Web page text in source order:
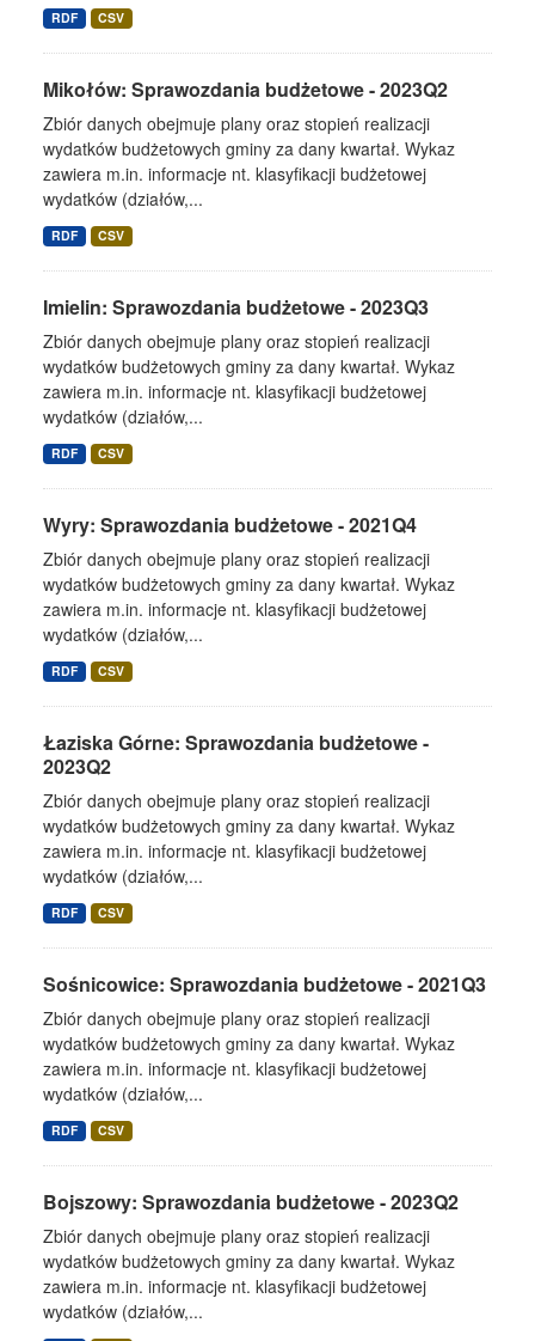
RDF CSV
Mikołów: Sprawozdania budżetowe - 2023Q2
Zbiór danych obejmuje plany oraz stopień realizacji
wydatków budżetowych gminy za dany kwartał. Wykaz
zawiera m.in. informacje nt. klasyfikacji budżetowej
wydatków (działów,...
RDF CSV
Imielin: Sprawozdania budżetowe - 2023Q3
Zbiór danych obejmuje plany oraz stopień realizacji
wydatków budżetowych gminy za dany kwartał. Wykaz
zawiera m.in. informacje nt. klasyfikacji budżetowej
wydatków (działów,...
RDF CSV
Wyry: Sprawozdania budżetowe - 2021Q4
Zbiór danych obejmuje plany oraz stopień realizacji
wydatków budżetowych gminy za dany kwartał. Wykaz
zawiera m.in. informacje nt. klasyfikacji budżetowej
wydatków (działów,...
RDF CSV
Łaziska Górne: Sprawozdania budżetowe -
2023Q2
Zbiór danych obejmuje plany oraz stopień realizacji
wydatków budżetowych gminy za dany kwartał. Wykaz
zawiera m.in. informacje nt. klasyfikacji budżetowej
wydatków (działów,...
RDF CSV
Sośnicowice: Sprawozdania budżetowe - 2021Q3
Zbiór danych obejmuje plany oraz stopień realizacji
wydatków budżetowych gminy za dany kwartał. Wykaz
zawiera m.in. informacje nt. klasyfikacji budżetowej
wydatków (działów,...
RDF CSV
Bojszowy: Sprawozdania budżetowe - 2023Q2
Zbiór danych obejmuje plany oraz stopień realizacji
wydatków budżetowych gminy za dany kwartał. Wykaz
zawiera m.in. informacje nt. klasyfikacji budżetowej
wydatków (działów,...